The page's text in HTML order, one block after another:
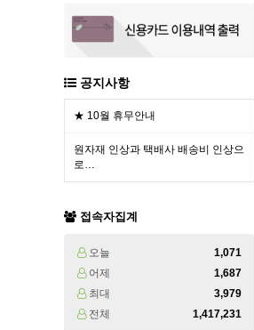
공지사항
★ 10월 휴무안내
원자재 인상과 택배사 배송비 인상으
로…
접속자집계
오늘
1,071
어제
1,687
최대
3,979
전체
1,417,231